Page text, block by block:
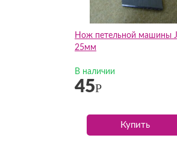
Нож петельной машины
25мм
В наличии
45Р
Купить